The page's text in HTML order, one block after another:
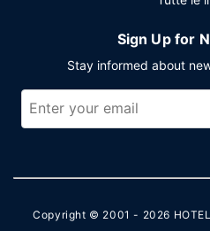
Sign Up for
Stay informed about
Copyright © 2001 - 2026